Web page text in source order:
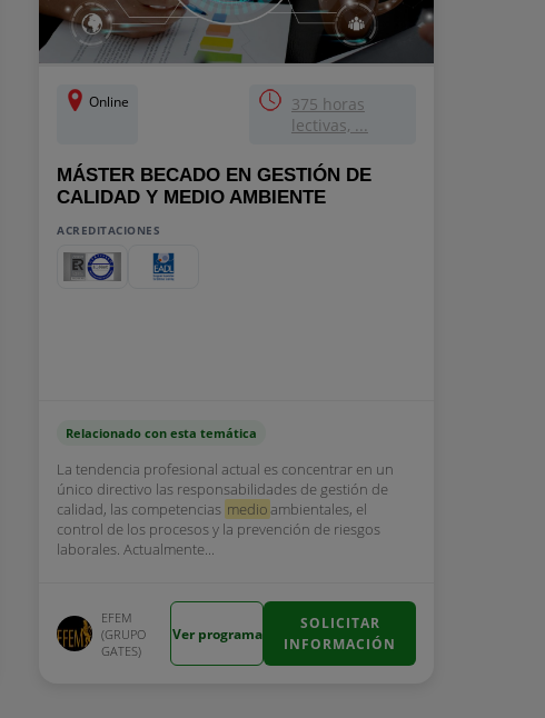
Online
375 horas
lectivas, ...
MÁSTER BECADO EN GESTIÓN DE
CALIDAD Y MEDIO AMBIENTE
ACREDITACIONES
Relacionado con esta temática
La tendencia profesional actual es concentrar en un
único directivo las responsabilidades de gestión de
calidad, las competencias medioambientales, el
control de los procesos y la prevención de riesgos
laborales. Actualmente...
EFEM
(GRUPO
GATES)
Ver programa
SOLICITAR
INFORMACIÓN